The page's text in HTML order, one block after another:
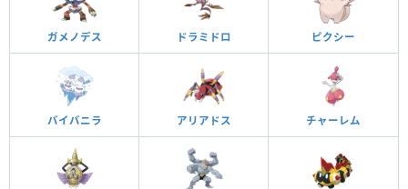
ガメノデス ドラミドロ ピクシー
バイバニラ アリアドス チャーレム